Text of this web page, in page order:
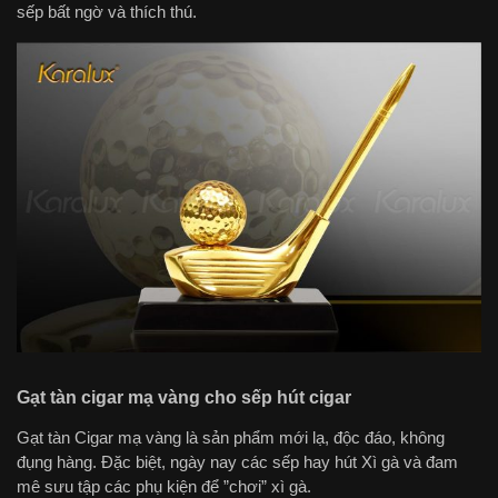
sếp bất ngờ và thích thú.
Gạt tàn cigar mạ vàng cho sếp hút cigar
Gạt tàn Cigar mạ vàng là sản phẩm mới lạ, độc đáo, không
đụng hàng. Đặc biệt, ngày nay các sếp hay hút Xì gà và đam
mê sưu tập các phụ kiện để ”chơi” xì gà.